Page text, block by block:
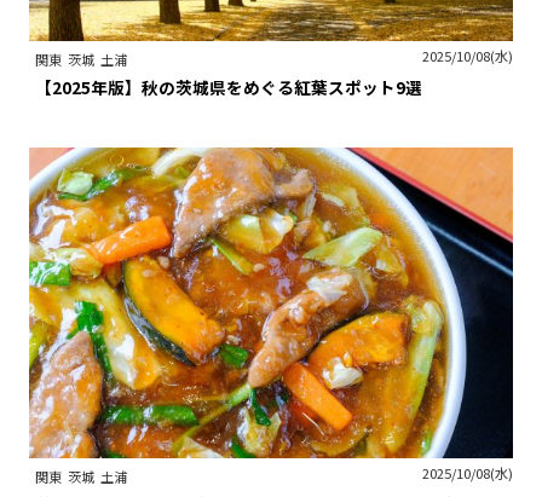
関東 茨城 土浦 2025/10/08(水)
【2025年版】秋の茨城県をめぐる紅葉スポット9選
関東 茨城 土浦 2025/10/08(水)